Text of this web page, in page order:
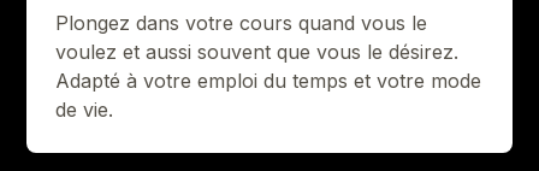
Plongez dans votre cours quand vous le
voulez et aussi souvent que vous le désirez.
Adapté à votre emploi du temps et votre mode
de vie.